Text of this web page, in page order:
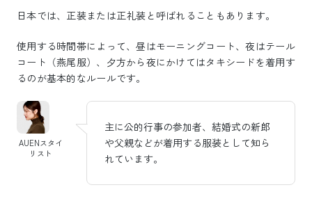
日本では、正装または正礼装と呼ばれることもあります。
使用する時間帯によって、昼はモーニングコート、夜はテール
コート（燕尾服）、夕方から夜にかけてはタキシードを着用す
るのが基本的なルールです。
AUENスタイ
リスト
主に公的行事の参加者、結婚式の新郎
や父親などが着用する服装として知ら
れています。